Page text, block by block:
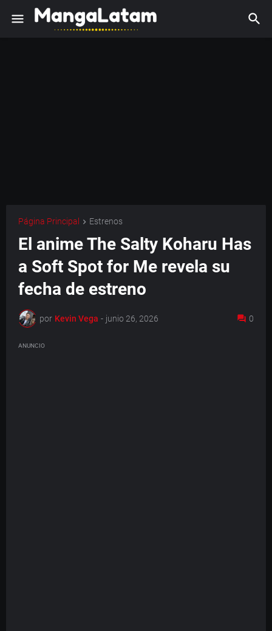
Página Principal Estrenos
El anime The Salty Koharu Has
a Soft Spot for Me revela su
fecha de estreno
por Kevin Vega - junio 26, 2026 0
ANUNCIO